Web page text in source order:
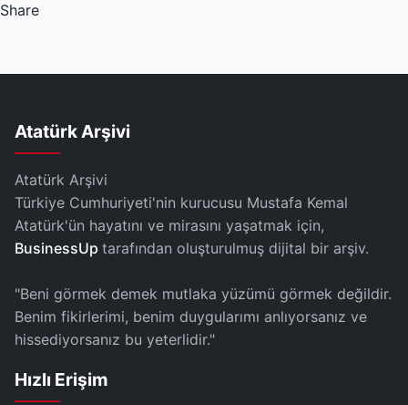
Share
Atatürk Arşivi
Atatürk Arşivi
Türkiye Cumhuriyeti'nin kurucusu Mustafa Kemal
Atatürk'ün hayatını ve mirasını yaşatmak için,
BusinessUp tarafından oluşturulmuş dijital bir arşiv.
"Beni görmek demek mutlaka yüzümü görmek değildir.
Benim fikirlerimi, benim duygularımı anlıyorsanız ve
hissediyorsanız bu yeterlidir."
Hızlı Erişim